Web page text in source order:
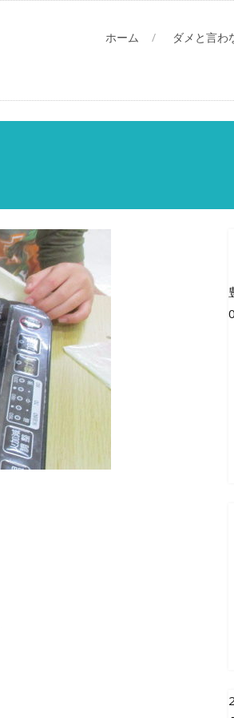
ホーム ダメと言わ